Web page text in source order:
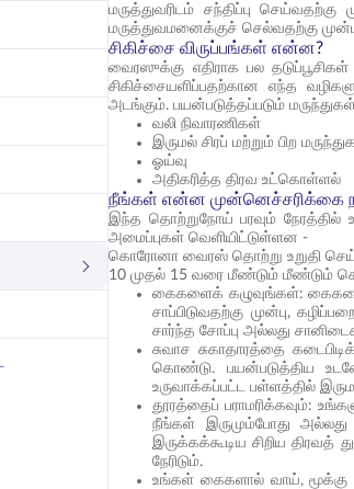
மருத்துவரிடம் சந்திப்பு
மருத்துவமனைக்குச் செல்வதற்கு
சிகிச்சை விருப்பங்கள் என்ன?
வைரஸுக்கு எதிராக பல
சிகிச்சையளிப்பதற்கான எந்த
அடங்கும். பயன்படுத்தப்படும்
வலி நிவாரணிகள்
இருமல் சிரப் மற்றும் பிற
ஓய்வு
அதிகரித்த திரவ உட்கொள்ளல்
நீங்கள் என்ன முன்னெச்சரிக்கை
இந்த தொற்றுநோய் பரவும் நேரத்தில்
அமைப்புகள் வெளியிட்டுள்ளன -
கொரோனா வைரஸ் தொற்று உறுதி
10 முதல் 15 வரை மீண்டும் மீண்டும்
கைகளைக் கழுவுங்கள்:
சாப்பிடுவதற்கு முன்பு,
சார்ந்த சோப்பு அல்லது
சுவாச சுகாதாரத்தை
கொண்டு. பயன்படுத்திய
உருவாக்கப்பட்ட பள்ளத்தில்
தூரத்தைப் பராமரிக்கவும்:
நீங்கள் இருமும்போது அல்லது
இருக்கக்கூடிய சிறிய
நேரிடும்.
உங்கள் கைகளால் வாய்,